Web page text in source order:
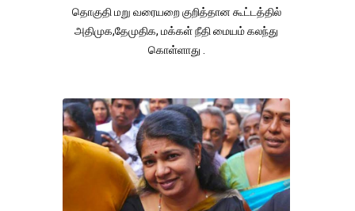
தொகுதி மறு வரையறை குறித்தான கூட்டத்தில்
அதிமுக,தேமுதிக, மக்கள் நீதி மையம் கலந்து
கொள்ளாது .